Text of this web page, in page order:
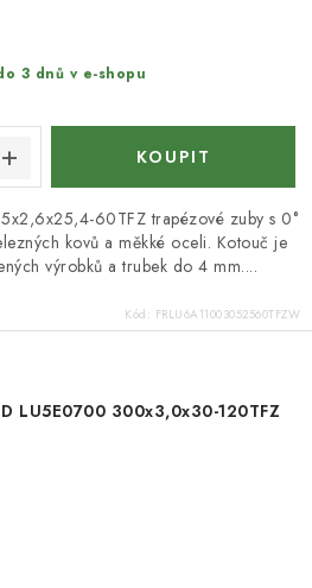
3 dnů v e-shopu
60TFZ trapézové zuby s 0°
kovů a měkké oceli. Kotouč je
výrobků a trubek do 4 mm....
Kód: FRLU6A11003052560TFZW
LU5E0700 300x3,0x30-120TFZ